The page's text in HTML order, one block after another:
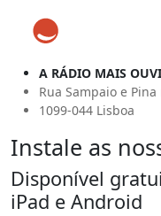
A RÁDIO MAIS
Rua Sampaio e Pina
1099-044 Lisboa
Instale as
Disponível
iPad e Android